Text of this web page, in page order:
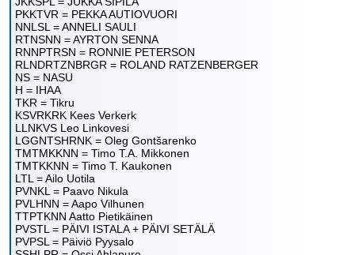
PKKTVR = PEKKA AUTIOVUORI
NNLSL = ANNELI SAULI
RTNSNN = AYRTON SENNA
RNNPTRSN = RONNIE PETERSON
RLNDRTZNBRGR = ROLAND RATZENBERGER
NS = NASU
H = IHAA
TKR = Tikru
KSVRKRK Kees Verkerk
LLNKVS Leo Linkovesi
LGGNTSHRNK = Oleg Gontšarenko
TMTMKKNN = Timo T.A. Mikkonen
TMTKKNN = Timo T. Kaukonen
LTL = Ailo Uotila
PVNKL = Paavo Nikula
PVLHNN = Aapo Vilhunen
TTPTKNN Aatto Pietikäinen
PVSTL = PÄIVI ISTALA + PÄIVI SETÄLÄ
PVPSL = Päiviö Pyysalo